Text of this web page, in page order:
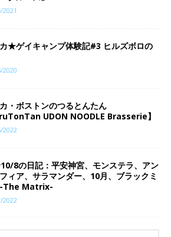
2021
★ゲイキャンプ体験記#3 ヒルズボロの
2020
・ボストンのつるとんたん
UDON NOODLE Brasserie】
2022
8の日記：平安神宮、モンステラ、アン
ィア、サラマンダー、10月、ブラックミ
-The Matrix-
2022